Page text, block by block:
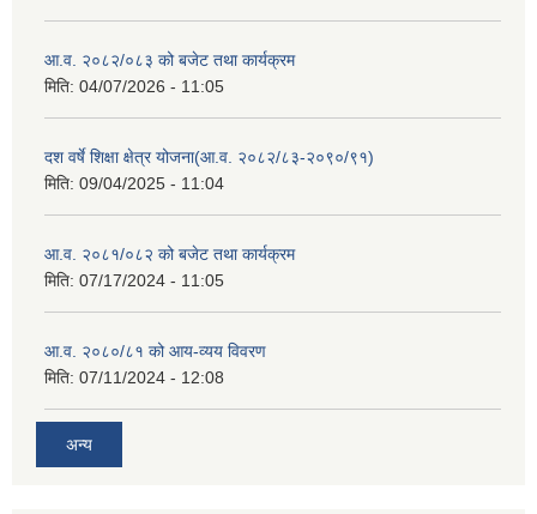
आ.व. २०८२/०८३ को बजेट तथा कार्यक्रम
मिति: 04/07/2026 - 11:05
दश वर्षे शिक्षा क्षेत्र योजना(आ.व. २०८२/८३-२०९०/९१)
मिति: 09/04/2025 - 11:04
आ.व. २०८१/०८२ को बजेट तथा कार्यक्रम
मिति: 07/17/2024 - 11:05
आ.व. २०८०/८१ को आय-व्यय विवरण
मिति: 07/11/2024 - 12:08
अन्य